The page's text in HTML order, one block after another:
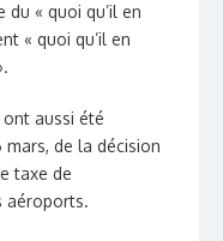
« quoi qu’il en
« quoi qu’il en
aussi été
de la décision
taxe de
aéroports.